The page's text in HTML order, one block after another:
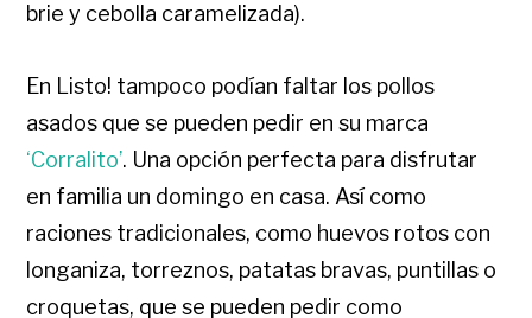
brie y cebolla caramelizada).
En Listo! tampoco podían faltar los pollos
asados que se pueden pedir en su marca
‘Corralito’. Una opción perfecta para disfrutar
en familia un domingo en casa. Así como
raciones tradicionales, como huevos rotos con
longaniza, torreznos, patatas bravas, puntillas o
croquetas, que se pueden pedir como